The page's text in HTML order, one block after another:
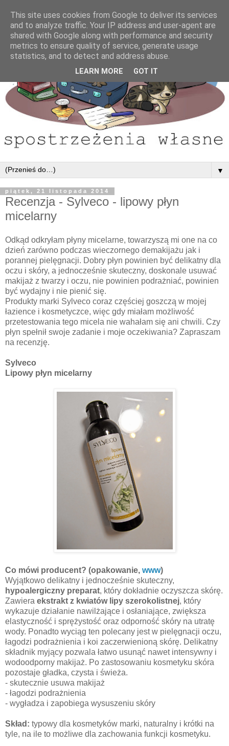
▼
piątek, 21 listopada 2014
Recenzja - Sylveco - lipowy płyn
micelarny
Odkąd odkryłam płyny micelarne, towarzyszą mi one na co
dzień zarówno podczas wieczornego demakijażu jak i
porannej pielęgnacji. Dobry płyn powinien być delikatny dla
oczu i skóry, a jednocześnie skuteczny, doskonale usuwać
makijaż z twarzy i oczu, nie powinien podrażniać, powinien
być wydajny i nie pienić się.
Produkty marki Sylveco coraz częściej goszczą w mojej
łazience i kosmetyczce, więc gdy miałam możliwość
przetestowania tego micela nie wahałam się ani chwili. Czy
płyn spełnił swoje zadanie i moje oczekiwania? Zapraszam
na recenzję.
Sylveco
Lipowy płyn micelarny
Co mówi producent? (opakowanie, www)
Wyjątkowo delikatny i jednocześnie skuteczny,
hypoalergiczny preparat, który dokładnie oczyszcza skórę.
Zawiera ekstrakt z kwiatów lipy szerokolistnej, który
wykazuje działanie nawilżające i osłaniające, zwiększa
elastyczność i sprężystość oraz odporność skóry na utratę
wody. Ponadto wyciąg ten polecany jest w pielęgnacji oczu,
łagodzi podrażnienia i koi zaczerwienioną skórę. Delikatny
składnik myjący pozwala łatwo usunąć nawet intensywny i
wodoodporny makijaż. Po zastosowaniu kosmetyku skóra
pozostaje gładka, czysta i świeża.
- skutecznie usuwa makijaż
- łagodzi podrażnienia
- wygładza i zapobiega wysuszeniu skóry
Skład: typowy dla kosmetyków marki, naturalny i krótki na
tyle, na ile to możliwe dla zachowania funkcji kosmetyku.
This site uses cookies from Google to deliver its services
and to analyze traffic. Your IP address and user-agent are
shared with Google along with performance and security
metrics to ensure quality of service, generate usage
statistics, and to detect and address abuse.
LEARN MORE GOT IT